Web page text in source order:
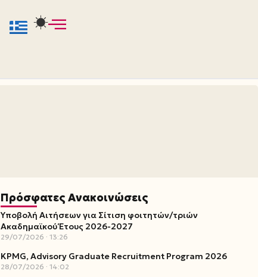
Πρόσφατες Ανακοινώσεις
Υποβολή Αιτήσεων για Σίτιση φοιτητών/τριών
Ακαδημαϊκού Έτους 2026-2027
29/07/2026 13:26
KPMG, Advisory Graduate Recruitment Program 2026
28/07/2026 14:02